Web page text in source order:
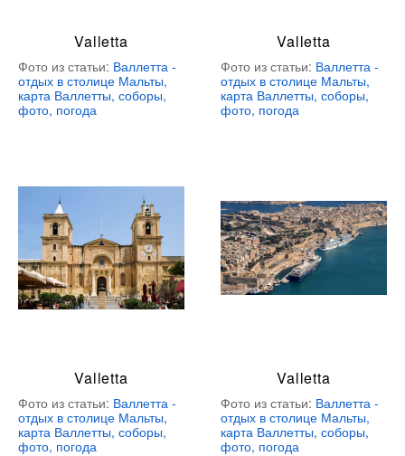
Valletta
Фото из статьи: Валлетта -
отдых в столице Мальты,
карта Валлетты, соборы,
фото, погода
Valletta
Фото из статьи: Валлетта -
отдых в столице Мальты,
карта Валлетты, соборы,
фото, погода
Valletta
Фото из статьи: Валлетта -
отдых в столице Мальты,
карта Валлетты, соборы,
фото, погода
Valletta
Фото из статьи: Валлетта -
отдых в столице Мальты,
карта Валлетты, соборы,
фото, погода